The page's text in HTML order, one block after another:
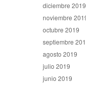
diciembre 2019
noviembre
octubre 2019
septiembre
agosto 2019
julio 2019
junio 2019